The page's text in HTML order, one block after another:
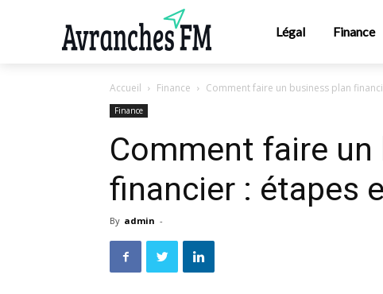
Légal Finance
Accueil Finance Comment faire un business plan
Finance
Comment faire un
financier : étapes
By admin -